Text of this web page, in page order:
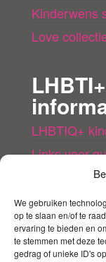
We gebruiken
op te slaan en/of te
ervaring te bieden en
te stemmen met deze
gedrag of unieke ID's
Kinderwens
Love
LHBTIQ+
Links voor
LHBTI+
Queer
Mijn